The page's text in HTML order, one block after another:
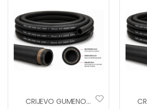
CRIJEVO GUMENO 20bar Fi 22x31mm